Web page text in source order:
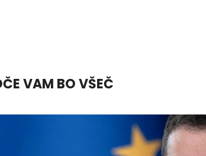
VAM BO VŠEČ